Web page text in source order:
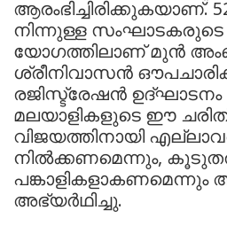
ആരംഭിച്ചിരിക്കുകയാണ്.
നിന്നുള്ള
യോഗത്തിലാണ് മുന്‍
ശ്രീനിവാസന്‍
രജിസ്ട്രേഷന്‍
മലയാളികളുടെ ഈ
വിജയത്തിനായി
നില്‍ക്കണമെന്നും,
പങ്കാളികളാകണമെന്നും
അഭ്യര്‍ഥിച്ചു.